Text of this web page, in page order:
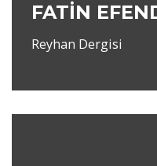
FATİN
Reyhan Dergisi